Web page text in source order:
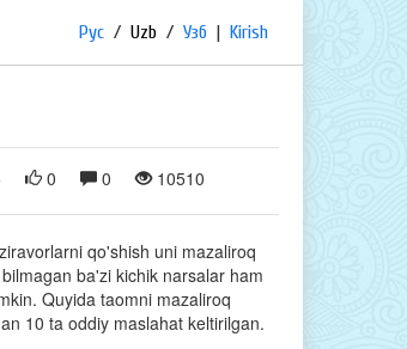
Рус / Uzb / Узб | Kirish
0 0 10510
qo'shish uni mazaliroq
ba'zi kichik narsalar ham
Quyida taomni mazaliroq
10 ta oddiy maslahat keltirilgan.